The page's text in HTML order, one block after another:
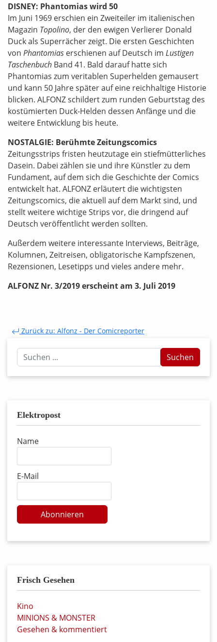
DISNEY: Phantomias wird 50
Im Juni 1969 erschien ein Zweiteiler im italienischen
Magazin Topolino, der den ewigen Verlierer Donald
Duck als Superrächer zeigt. Die ersten Geschichten
von Phantomias erschienen auf Deutsch im Lustigen
Taschenbuch Band 41. Bald darauf hatte sich
Phantomias zum veritablen Superhelden gemausert
und kann 50 Jahre später auf eine reichhaltige Historie
blicken. ALFONZ schildert zum runden Geburtstag des
kostümierten Duck-Helden dessen Anfänge und die
weitere Entwicklung bis heute.
NOSTALGIE: Berühmte Zeitungscomics
Zeitungsstrips fristen heutzutage ein stiefmütterliches
Dasein. Dabei zählen sie und ihre Künstler zu dem
Fundament, auf dem sich die Geschichte der Comics
entwickelt hat. ALFONZ erläutert die wichtigsten
Zeitungscomics, die aktuell auf dem Markt sind, und
stellt weitere wichtige Strips vor, die dringend auf
Deutsch veröffentlicht werden sollten.
Außerdem weitere interessante Interviews, Beiträge,
Kolumnen, Zeitreisen, obligatorische Kampfszenen,
Rezensionen, Lesetipps und vieles andere mehr.
ALFONZ Nr. 3/2019 erscheint am 3. Juli 2019
Zurück zu: Alfonz - Der Comicreporter
Suchen
...
Suchen
Elektropost
Name
E-Mail
Abonnieren
Frisch Gesehen
Kino
MINIONS & MONSTER
Gesehen & kommentiert